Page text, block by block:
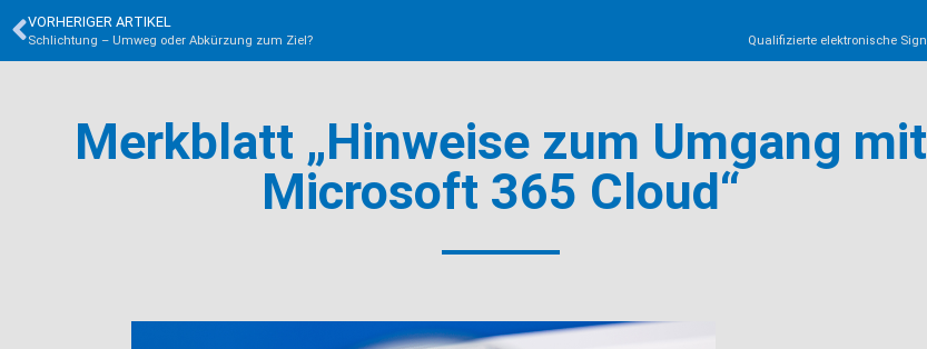
VORHERIGER ARTIKEL
Schlichtung – Umweg oder Abkürzung zum Ziel?
Merkblatt „Hinweise zum Umgang mit
Microsoft 365 Cloud“